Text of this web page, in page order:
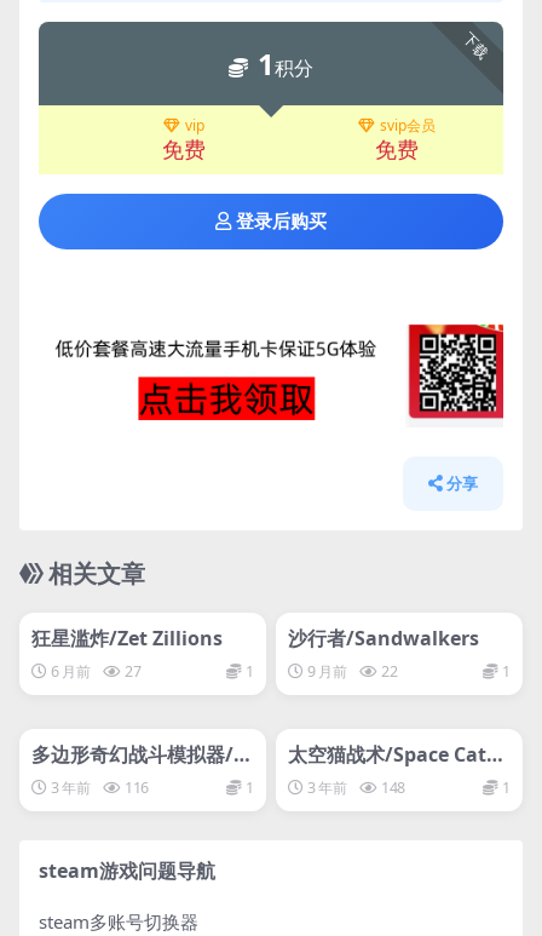
下载
1积分
vip
免费
svip会员
免费
登录后购买
分享
相关文章
网盘下载游戏
狂星滥炸/Zet Zillions
6 月前 27 1
网盘下载游戏
沙行者/Sandwalkers
9 月前 22 1
网盘下载游戏
多边形奇幻战斗模拟器/P
olygon Fantasy Battle
Simulator
3 年前 116 1
网盘下载游戏
太空猫战术/Space Cats T
actics
3 年前 148 1
steam游戏问题导航
steam多账号切换器